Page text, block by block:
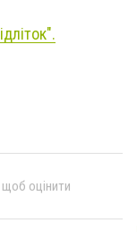
".
щоб оцінити